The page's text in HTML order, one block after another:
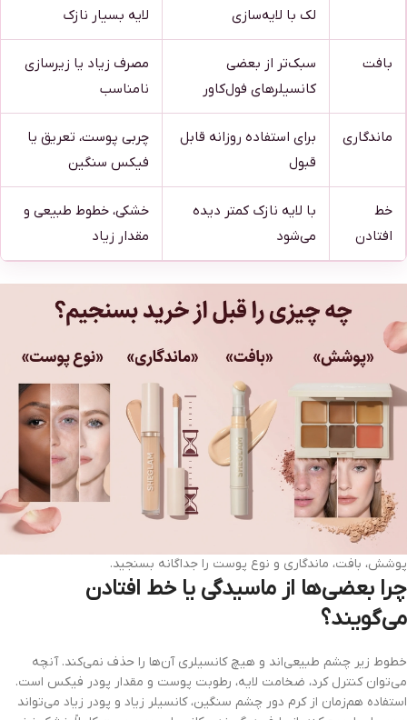
لک با لایه‌سازی
لایه بسیار نازک
بافت
سبک‌تر از بعضی
کانسیلرهای فول‌کاور
مصرف زیاد یا زیرسازی
نامناسب
ماندگاری
برای استفاده روزانه قابل
قبول
چربی پوست، تعریق یا
فیکس سنگین
خط
افتادن
با لایه نازک کمتر دیده
می‌شود
خشکی، خطوط طبیعی و
مقدار زیاد
پوشش، بافت، ماندگاری و نوع پوست را جداگانه بسنجید.
چرا بعضی‌ها از ماسیدگی یا خط افتادن
می‌گویند؟
خطوط زیر چشم طبیعی‌اند و هیچ کانسیلری آن‌ها را حذف نمی‌کند. آنچه
می‌توان کنترل کرد، ضخامت لایه، رطوبت پوست و مقدار پودر فیکس است.
استفاده هم‌زمان از کرم دور چشم سنگین، کانسیلر زیاد و پودر زیاد می‌تواند